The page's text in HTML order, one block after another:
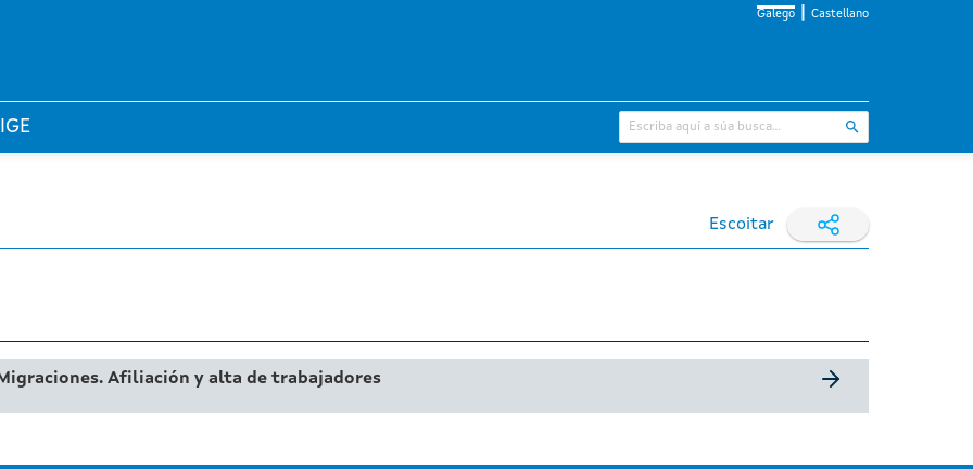
Galego Castellano
Escoitar
Afiliación y alta de trabajadores